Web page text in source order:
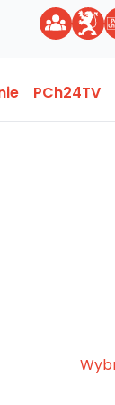
PCh24TV